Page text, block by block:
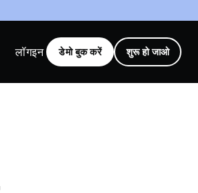
लॉगइन डेमो बुक करें शुरू हो जाओ